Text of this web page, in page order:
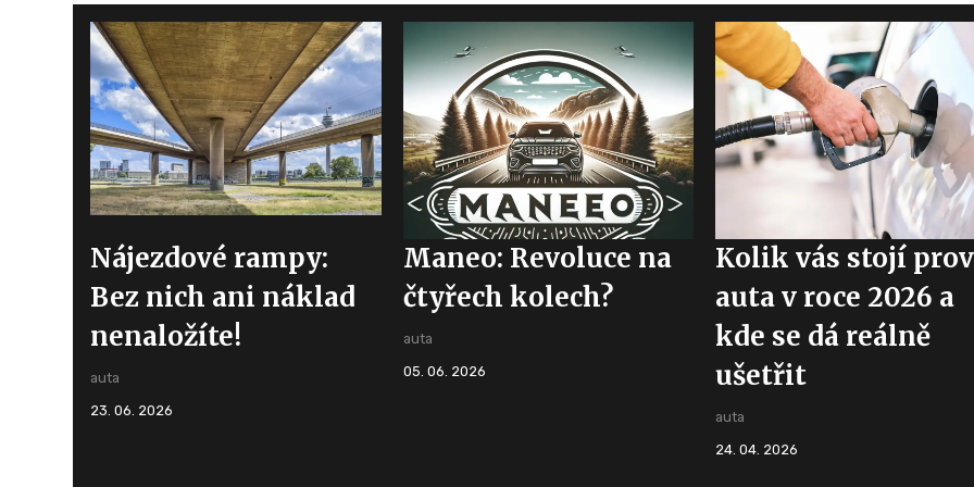
Nájezdové rampy:
Bez nich ani náklad
nenaložíte!
auta
23. 06. 2026
Maneo: Revoluce na
čtyřech kolech?
auta
05. 06. 2026
Kolik vás stojí
auta v roce 2026 a
kde se dá reálně
ušetřit
auta
24. 04. 2026